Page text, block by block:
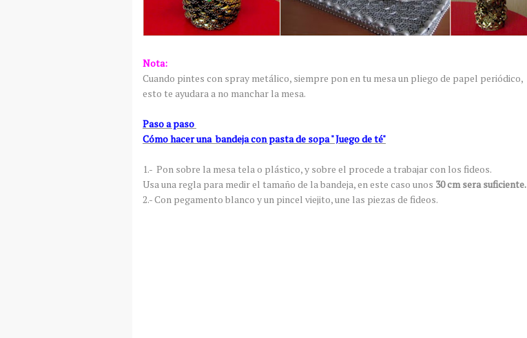
Nota:
Cuando pintes con spray metálico, siempre pon en tu mesa un pliego de papel periódico,
esto te ayudara a no manchar la mesa.
Paso a paso
Cómo hacer una bandeja con pasta de sopa " Juego de té"
1.- Pon sobre la mesa tela o plástico, y sobre el procede a trabajar con los fideos.
Usa una regla para medir el tamaño de la bandeja, en este caso unos 30 cm sera suficiente.
2.- Con pegamento blanco y un pincel viejito, une las piezas de fideos.